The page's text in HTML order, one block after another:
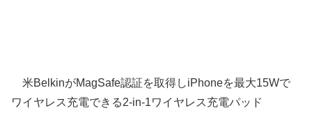
米BelkinがMagSafe認証を取得しiPhoneを最大15Wで
ワイヤレス充電できる2-in-1ワイヤレス充電パッド